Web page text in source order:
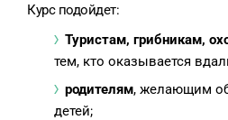
Курс подойдет:
Туристам, грибникам,
тем, кто оказывается
родителям, желающим
детей;